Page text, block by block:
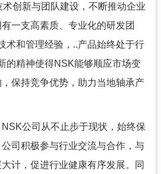
创新与团队建设，不断推动企业
一支高素质、专业化的研发团
术和管理经验，..产品始终处于行
的精神使得NSK能够顺应市场变
保持竞争优势，助力当地轴承产
公司从不止步于现状，始终保
司积极参与行业交流与合作，与
计，促进行业健康有序发展。同